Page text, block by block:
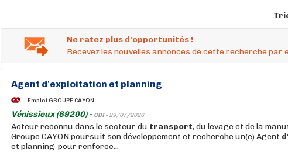
Ne ratez plus d'opportunités !
Recevez les nouvelles annonces de cette recherche par
Agent d'exploitation et planning
Emploi GROUPE CAYON
Vénissieux (69200) - CDI - 29/07/2026
Acteur reconnu dans le secteur du transport, du levage et de la
Groupe CAYON poursuit son développement et recherche un(e) Agent
et planning pour renforce...